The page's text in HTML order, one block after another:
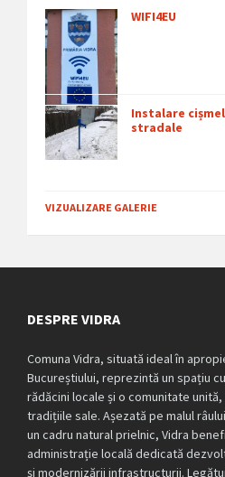
WIFI4EU
Instalare
stradale
VIZUALIZARE GALERIE
DESPRE VIDRA
Comuna Vidra, situată ideal în
Bucureștiului, reprezintă un spațiu
rădăcini locale și o comunitate unită,
tradițiile sale. Așezată pe malul
un cadru natural prielnic, Vidra
administrație locală dedicată
și modernizării infrastructurii.